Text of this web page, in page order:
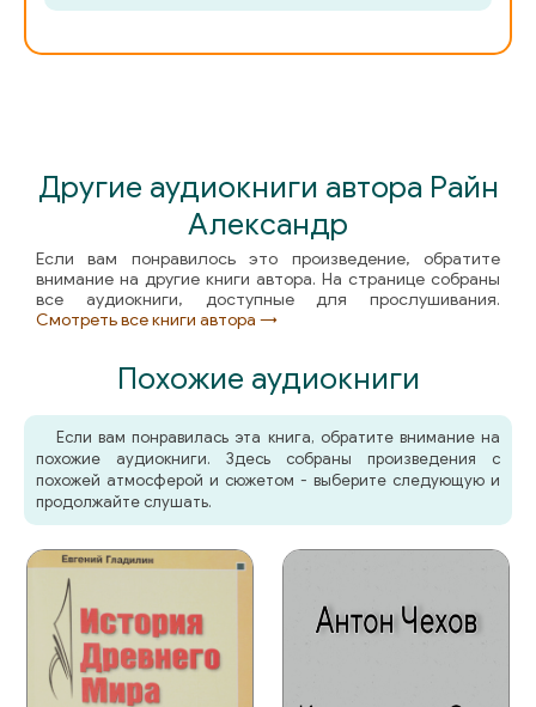
Другие аудиокниги автора Райн
Александр
Если вам понравилось это произведение, обратите
внимание на другие книги автора. На странице собраны
все аудиокниги, доступные для прослушивания.
Смотреть все книги автора →
Похожие аудиокниги
Если вам понравилась эта книга, обратите внимание на
похожие аудиокниги. Здесь собраны произведения с
похожей атмосферой и сюжетом - выберите следующую и
продолжайте слушать.